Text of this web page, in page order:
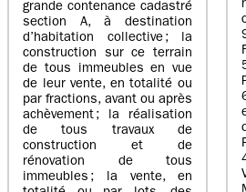
grande contenance cadastré
section A, à destination
d’habitation collective ; la
construction sur ce terrain
de tous immeubles en vue
de leur vente, en totalité ou
par fractions, avant ou après
achèvement ; la réalisation
de tous travaux de
construction et de
rénovation de tous
immeubles ; la vente, en